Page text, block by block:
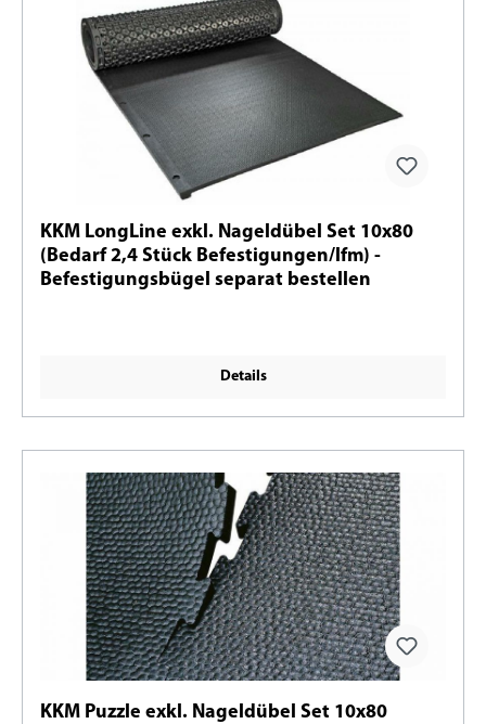
KKM LongLine exkl. Nageldübel Set 10x80
(Bedarf 2,4 Stück Befestigungen/lfm) -
Befestigungsbügel separat bestellen
Details
KKM Puzzle exkl. Nageldübel Set 10x80